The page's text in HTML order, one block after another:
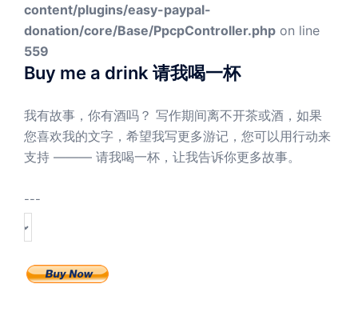
content/plugins/easy-paypal-
donation/core/Base/PpcpController.php on line
559
Buy me a drink 请我喝一杯
我有故事，你有酒吗？ 写作期间离不开茶或酒，如果
您喜欢我的文字，希望我写更多游记，您可以用行动来
支持 ——— 请我喝一杯，让我告诉你更多故事。
---